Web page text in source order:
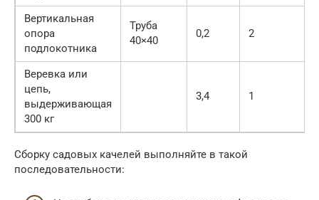
Вертикальная
опора
подлокотника
Труба
40×40
0,2 2
Веревка или
цепь,
выдерживающая
300 кг
3,4 1
Сборку садовых качелей выполняйте в такой
последовательности: